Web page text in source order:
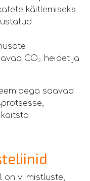
käitlemiseks
CO₂ heidet ja
saavad
viimistluste,